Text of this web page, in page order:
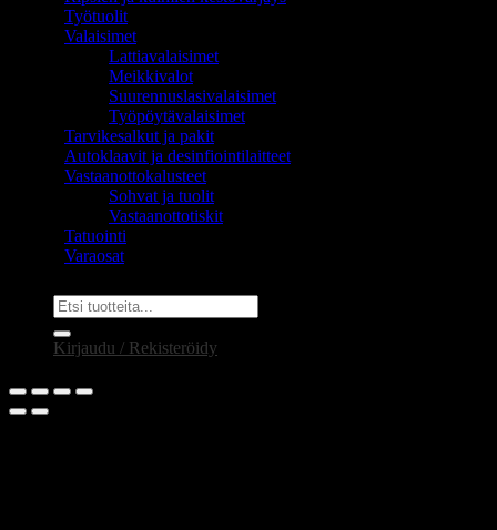
Työtuolit
Valaisimet
Lattiavalaisimet
Meikkivalot
Suurennuslasivalaisimet
Työpöytävalaisimet
Tarvikesalkut ja pakit
Autoklaavit ja desinfiointilaitteet
Vastaanottokalusteet
Sohvat ja tuolit
Vastaanottotiskit
Tatuointi
Varaosat
Etsi:
Kirjaudu / Rekisteröidy